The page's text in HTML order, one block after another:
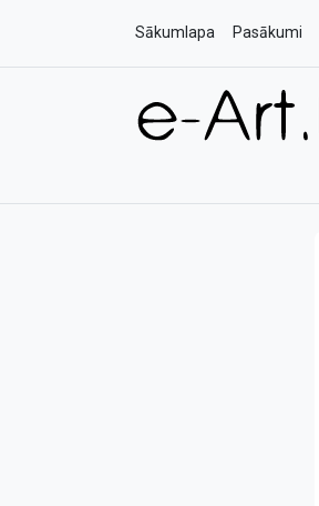
Sākumlapa Pasākumi